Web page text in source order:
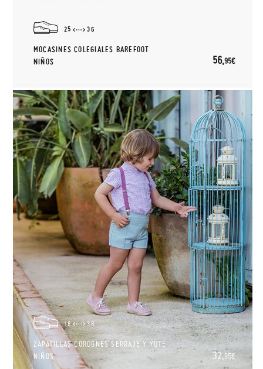
25 36
MOCASINES COLEGIALES BAREFOOT
NIÑOS
56,95€
18 38
ZAPATILLAS CORDONES SERRAJE Y YUTE
NIÑOS
32,95€